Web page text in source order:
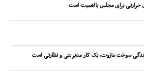
حرارتی برای مجلس بااهمیت است
سوخت مازوت، یک کار مدیریتی و نظارتی است